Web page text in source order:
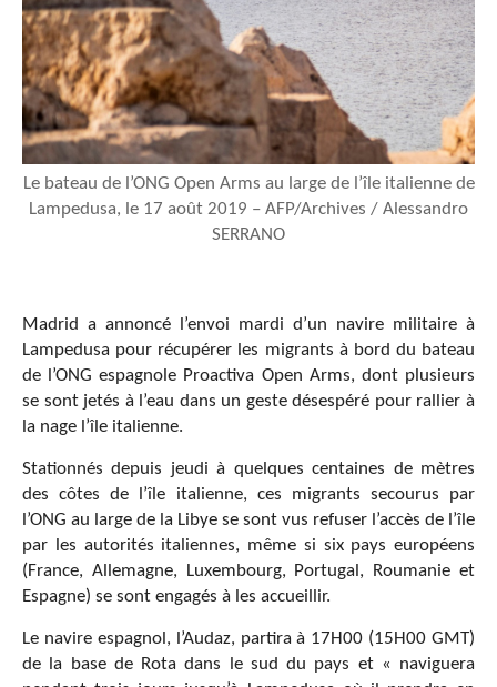
Le bateau de l’ONG Open Arms au large de l’île italienne de
Lampedusa, le 17 août 2019 – AFP/Archives / Alessandro
SERRANO
Madrid a annoncé l’envoi mardi d’un navire militaire à
Lampedusa pour récupérer les migrants à bord du bateau
de l’ONG espagnole Proactiva Open Arms, dont plusieurs
se sont jetés à l’eau dans un geste désespéré pour rallier à
la nage l’île italienne.
Stationnés depuis jeudi à quelques centaines de mètres
des côtes de l’île italienne, ces migrants secourus par
l’ONG au large de la Libye se sont vus refuser l’accès de l’île
par les autorités italiennes, même si six pays européens
(France, Allemagne, Luxembourg, Portugal, Roumanie et
Espagne) se sont engagés à les accueillir.
Le navire espagnol, l’Audaz, partira à 17H00 (15H00 GMT)
de la base de Rota dans le sud du pays et « naviguera